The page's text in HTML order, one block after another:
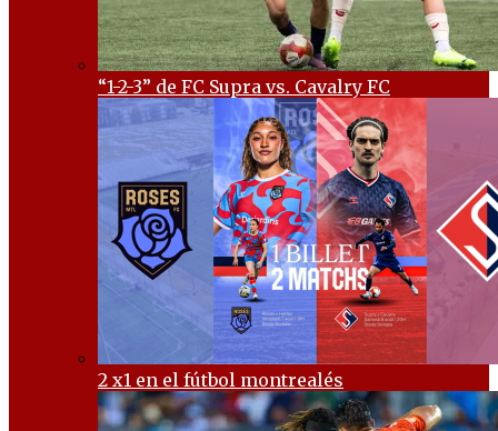
“1-2-3” de FC Supra vs. Cavalry FC
2 x1 en el fútbol montrealés